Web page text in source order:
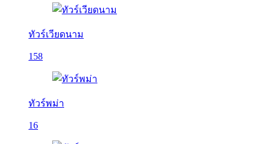
ทัวร์เวียดนาม
158
ทัวร์พม่า
16